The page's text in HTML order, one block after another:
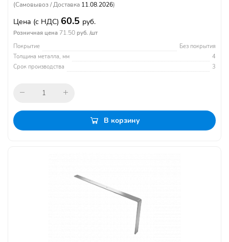
(Самовывоз / Доставка 11.08.2026)
Цена (с НДС) 60.5 руб.
Розничная цена 71.50 руб. /шт
Покрытие
Без покрытия
Толщина металла, мм
4
Срок производства
3
В корзину